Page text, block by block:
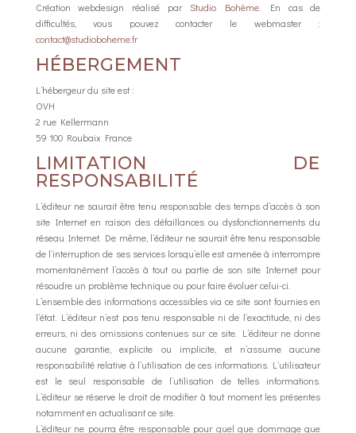
Création webdesign réalisé par Studio Bohème . En cas de
difficultés, vous pouvez contacter le webmaster :
contact@studioboheme.fr
HÉBERGEMENT
L’hébergeur du site est :
OVH
2 rue Kellermann
59 100 Roubaix France
LIMITATION DE
RESPONSABILITÉ
L’éditeur ne saurait être tenu responsable des temps d’accès à son
site Internet en raison des défaillances ou dysfonctionnements du
réseau Internet. De même, l’éditeur ne saurait être tenu responsable
de l’interruption de ses services lorsqu’elle est amenée à interrompre
momentanément l’accès à tout ou partie de son site Internet pour
résoudre un problème technique ou pour faire évoluer celui-ci.
L’ensemble des informations accessibles via ce site sont fournies en
l’état. L’éditeur n’est pas tenu responsable ni de l’exactitude, ni des
erreurs, ni des omissions contenues sur ce site. L’éditeur ne donne
aucune garantie, explicite ou implicite, et n’assume aucune
responsabilité relative à l’utilisation de ces informations. L’utilisateur
est le seul responsable de l’utilisation de telles informations.
L’éditeur se réserve le droit de modifier à tout moment les présentes
notamment en actualisant ce site.
L’éditeur ne pourra être responsable pour quel que dommage que